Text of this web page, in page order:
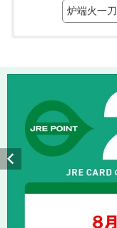
炉端火一刀